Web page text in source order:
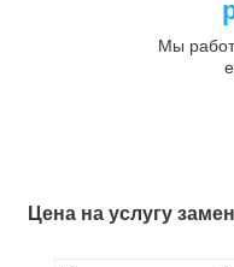
Мы
Цена на услугу